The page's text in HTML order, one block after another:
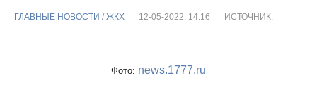
ГЛАВНЫЕ НОВОСТИ / ЖКХ 12-05-2022, 14:16 ИСТОЧНИК:
Фото: news.1777.ru